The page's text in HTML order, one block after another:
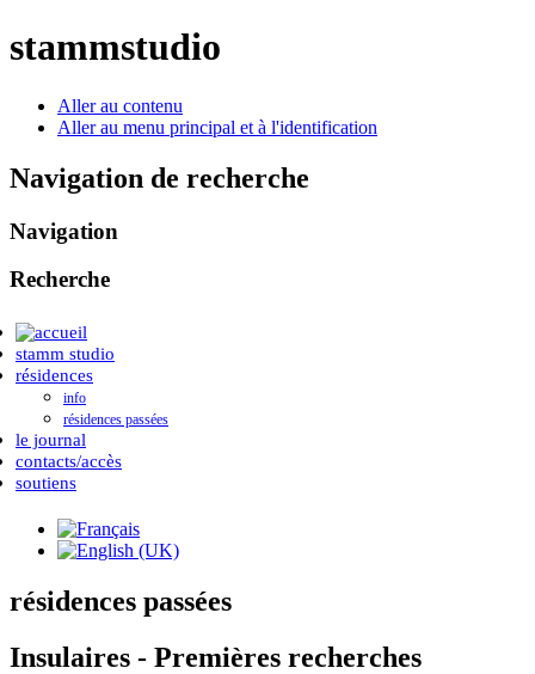
stammstudio
Aller au contenu
Aller au menu principal et à l'identification
Navigation de recherche
Navigation
Recherche
stamm studio
résidences
info
résidences passées
le journal
contacts/accès
soutiens
résidences passées
Insulaires - Premières recherches